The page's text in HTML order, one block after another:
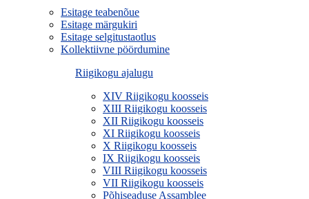
Esitage teabenõue
Esitage märgukiri
Esitage selgitustaotlus
Kollektiivne pöördumine
Riigikogu ajalugu
XIV Riigikogu koosseis
XIII Riigikogu koosseis
XII Riigikogu koosseis
XI Riigikogu koosseis
X Riigikogu koosseis
IX Riigikogu koosseis
VIII Riigikogu koosseis
VII Riigikogu koosseis
Põhiseaduse Assamblee